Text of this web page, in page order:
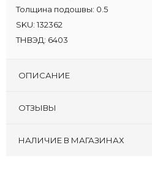
Толщина подошвы: 0.5
SKU: 132362
ТНВЭД: 6403
ОПИСАНИЕ
ОТЗЫВЫ
Оставьте первый отзыв!
НАЛИЧИЕ В МАГАЗИНАХ